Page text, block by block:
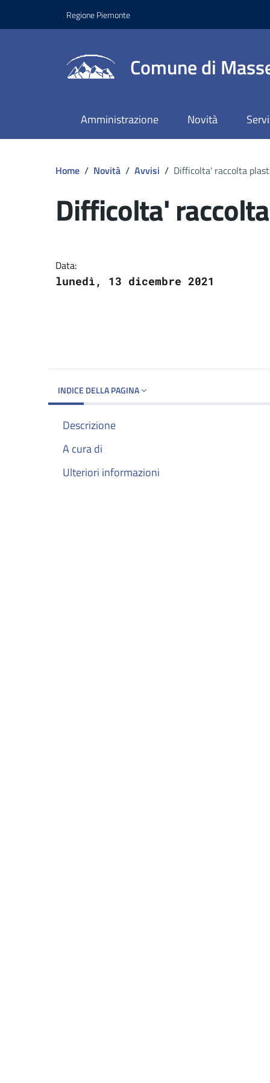
Regione Piemonte
Comune di
Amministrazione Novità
Home / Novità / Avvisi / Difficolta' raccolta
Difficolta'
Data:
lunedì, 13 dicembre 2021
INDICE DELLA PAGINA
Descrizione
A cura di
Ulteriori informazioni